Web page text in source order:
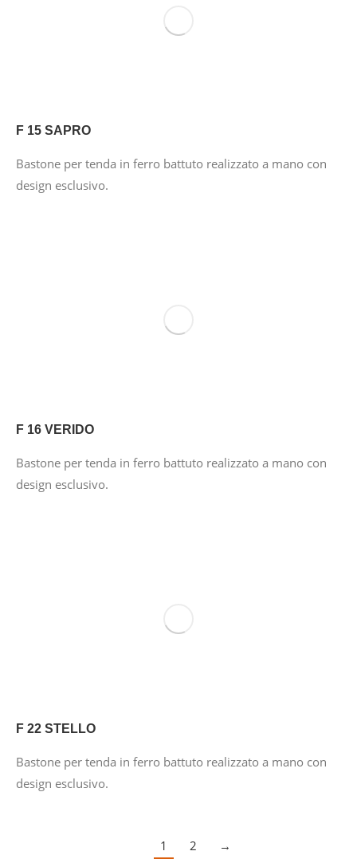
F 15 SAPRO
Bastone per tenda in ferro battuto realizzato a mano con
design esclusivo.
F 16 VERIDO
Bastone per tenda in ferro battuto realizzato a mano con
design esclusivo.
F 22 STELLO
Bastone per tenda in ferro battuto realizzato a mano con
design esclusivo.
1 2 →